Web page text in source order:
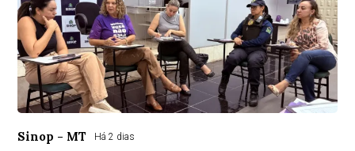
Sinop - MT Há 2 dias